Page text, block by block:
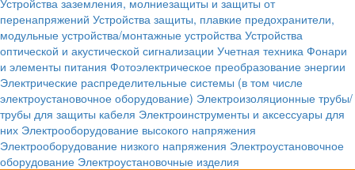
Устройства заземления, молниезащиты и защиты от
перенапряжений Устройства защиты, плавкие предохранители,
модульные устройства/монтажные устройства Устройства
оптической и акустической сигнализации Учетная техника Фонари
и элементы питания Фотоэлектрическое преобразование энергии
Электрические распределительные системы (в том числе
электроустановочное оборудование) Электроизоляционные трубы/
трубы для защиты кабеля Электроинструменты и аксессуары для
них Электрооборудование высокого напряжения
Электрооборудование низкого напряжения Электроустановочное
оборудование Электроустановочные изделия